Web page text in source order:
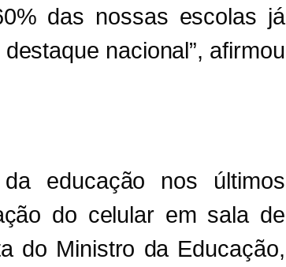
das nossas escolas já
nacional”, afirmou
educação nos últimos
do celular em sala de
do Ministro da Educação,